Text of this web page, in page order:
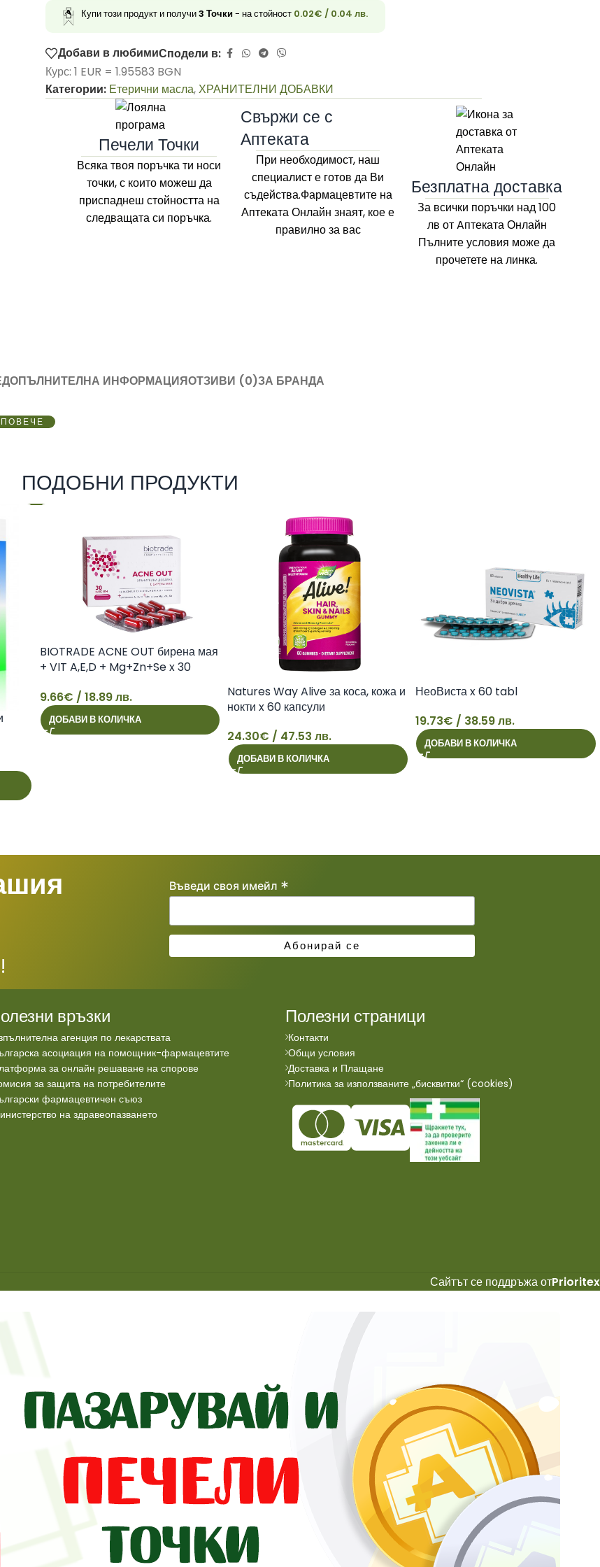
Купи този продукт и получи3 Точки- на стойност 0.02€ / 0.04 лв.
Добави в любимиСподели в:
Курс: 1 EUR = 1.95583 BGN
Категории: Етерични масла,ХРАНИТЕЛНИ ДОБАВКИ
Печели Точки
Всяка твоя поръчка ти носи
точки, с които можеш да
приспаднеш стойността на
следващата си поръчка.
Свържи се с
Аптеката
При необходимост, наш
специалист е готов да Ви
съдейства.Фармацевтите на
Аптеката Онлайн знаят, кое е
правилно за вас
Безплатна доставка
За всички поръчки над 100
лв от Aптеката Онлайн
Пълните условия може да
прочетете на линка.
ДОПЪЛНИТЕЛНА ИНФОРМАЦИЯОТЗИВИ (0)ЗА БРАНДА
ПОДОБНИ ПРОДУКТИ
BIOTRADE ACNE OUT бирена мая
+ VIT A,E,D + Mg+Zn+Se x 30
9.66€ / 18.89 лв.
ДОБАВИ В КОЛИЧКА
Natures Way Alive за коса, кожа и
нокти x 60 капсули
24.30€ / 47.53 лв.
ДОБАВИ В КОЛИЧКА
НеоВиста x 60 tabl
19.73€ / 38.59 лв.
ДОБАВИ В КОЛИЧКА
Въведи своя имейл *
връзки
агенция по лекарствата
асоциация на помощник-фармацевтите
за онлайн решаване на спорове
за защита на потребителите
фармацевтичен съюз
на здравеопазването
Полезни страници
Контакти
Общи условия
Доставка и Плащане
Политика за използваните „бисквитки“ (cookies)
Сайтът се поддръжа отPrioritex